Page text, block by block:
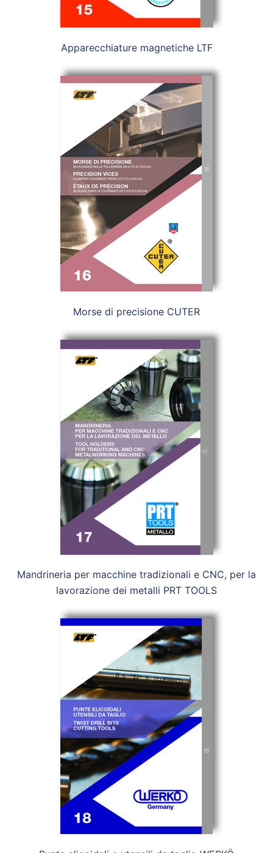
Apparecchiature magnetiche LTF
Morse di precisione CUTER
Mandrineria per macchine tradizionali e CNC, per la
lavorazione dei metalli PRT TOOLS